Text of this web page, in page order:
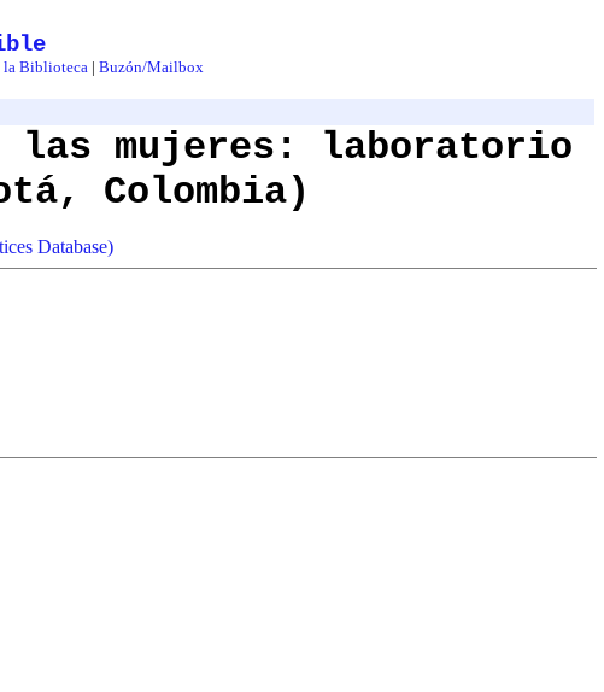
la Biblioteca | Buzón/Mailbox
las mujeres: laboratorio
Colombia)
Database)